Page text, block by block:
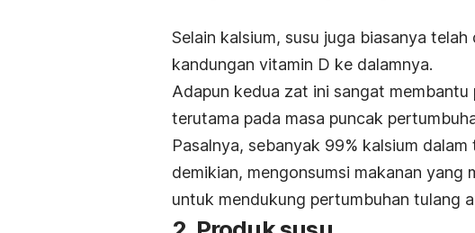
Selain kalsium, susu juga biasanya
kandungan vitamin D ke dalamnya.
Adapun kedua zat ini sangat
terutama pada masa puncak
Pasalnya, sebanyak 99% kalsium
demikian, mengonsumsi makanan
untuk mendukung pertumbuhan tulang